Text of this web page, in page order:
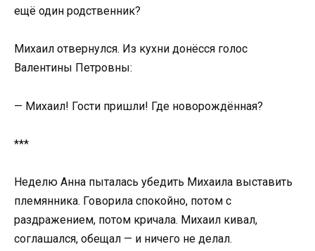
ещё один родственник?
Михаил отвернулся. Из кухни донёсся голос
Валентины Петровны:
— Михаил! Гости пришли! Где новорождённая?
***
Неделю Анна пыталась убедить Михаила выставить
племянника. Говорила спокойно, потом с
раздражением, потом кричала. Михаил кивал,
соглашался, обещал — и ничего не делал.